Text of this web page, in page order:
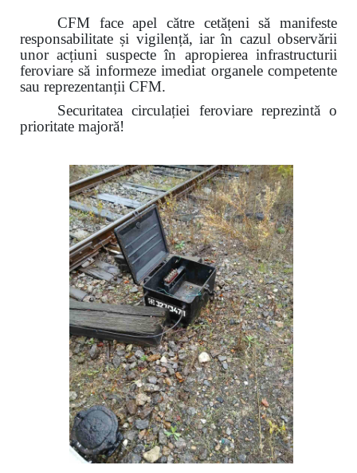
CFM face apel către cetățeni să manifeste
responsabilitate și vigilență, iar în cazul observării
unor acțiuni suspecte în apropierea infrastructurii
feroviare să informeze imediat organele competente
sau reprezentanții CFM.
Securitatea circulației feroviare reprezintă o
prioritate majoră!